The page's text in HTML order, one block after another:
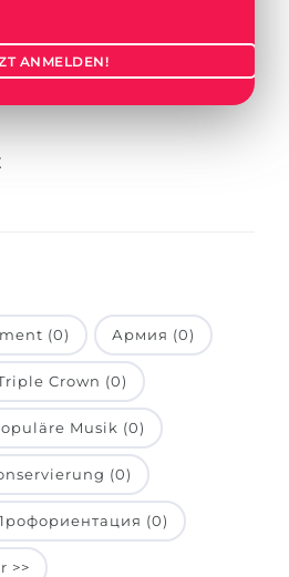
werden
…
ANMELDEN!
(0) Армия (0)
Crown (0)
Musik (0)
(0)
(0)
>>